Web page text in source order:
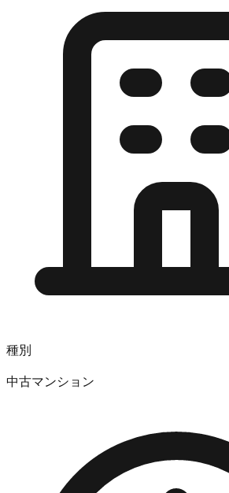
種別
中古マンション